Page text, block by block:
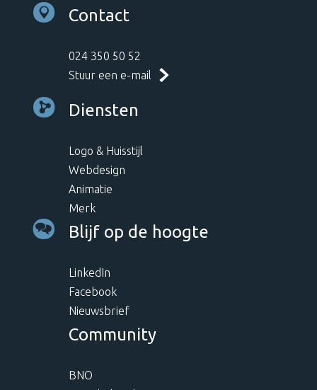
Contact
024 350 50 52
Stuur een e-mail
Diensten
Logo & Huisstijl
Webdesign
Animatie
Merk
Blijf op de hoogte
LinkedIn
Facebook
Nieuwsbrief
Community
BNO